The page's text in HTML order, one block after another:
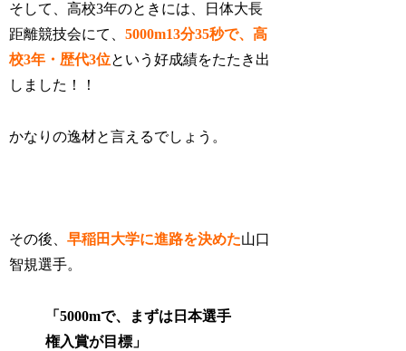
そして、高校3年のときには、日体大長
距離競技会にて、5000m13分35秒で、高
校3年・歴代3位という好成績をたたき出
しました！！
かなりの逸材と言えるでしょう。
その後、早稲田大学に進路を決めた山口
智規選手。
「5000mで、まずは日本選手
権入賞が目標」